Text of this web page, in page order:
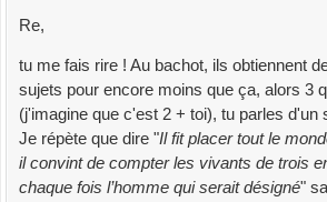
Re,
tu me fais rire ! Au bachot, ils obtiennent
sujets pour encore moins que ça, alors 3
(j'imagine que c'est 2 + toi), tu parles d'un
Je répète que dire "Il fit placer tout le
il convint de compter les vivants de trois
chaque fois l’homme qui serait désigné"